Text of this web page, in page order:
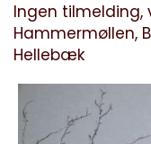
Ingen tilmelding,
Hammermøllen,
Hellebæk